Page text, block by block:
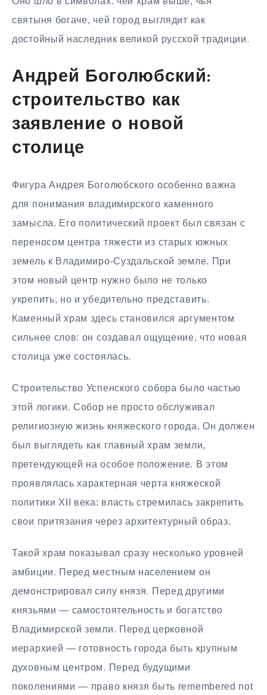
святыня богаче, чей город выглядит как
достойный наследник великой русской традиции.
Андрей Боголюбский:
строительство как
заявление о новой
столице
Фигура Андрея Боголюбского особенно важна
для понимания владимирского каменного
замысла. Его политический проект был связан с
переносом центра тяжести из старых южных
земель к Владимиро-Суздальской земле. При
этом новый центр нужно было не только
укрепить, но и убедительно представить.
Каменный храм здесь становился аргументом
сильнее слов: он создавал ощущение, что новая
столица уже состоялась.
Строительство Успенского собора было частью
этой логики. Собор не просто обслуживал
религиозную жизнь княжеского города. Он должен
был выглядеть как главный храм земли,
претендующей на особое положение. В этом
проявлялась характерная черта княжеской
политики XII века: власть стремилась закрепить
свои притязания через архитектурный образ.
Такой храм показывал сразу несколько уровней
амбиции. Перед местным населением он
демонстрировал силу князя. Перед другими
князьями — самостоятельность и богатство
Владимирской земли. Перед церковной
иерархией — готовность города быть крупным
духовным центром. Перед будущими
поколениями — право князя быть remembered not